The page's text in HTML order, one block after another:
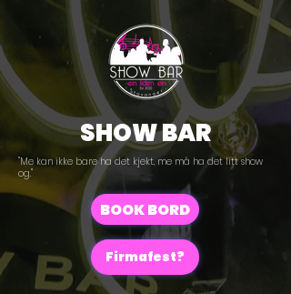
SHOW BAR
"Me kan ikke bare ha det kjekt, me må ha det litt show
og."
BOOK BORD
Firmafest?